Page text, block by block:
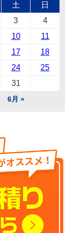
土 日
6月 »
3
4
10
11
17
18
24
25
31